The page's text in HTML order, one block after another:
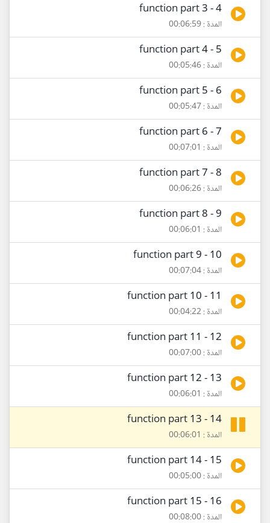
4 - function part 3
المدة : 00:06:59
5 - function part 4
المدة : 00:05:46
6 - function part 5
المدة : 00:05:47
7 - function part 6
المدة : 00:07:01
8 - function part 7
المدة : 00:06:26
9 - function part 8
المدة : 00:06:01
10 - function part 9
المدة : 00:07:04
11 - function part 10
المدة : 00:04:22
12 - function part 11
المدة : 00:07:00
13 - function part 12
المدة : 00:06:01
14 - function part 13
المدة : 00:06:01
15 - function part 14
المدة : 00:05:00
16 - function part 15
المدة : 00:08:00